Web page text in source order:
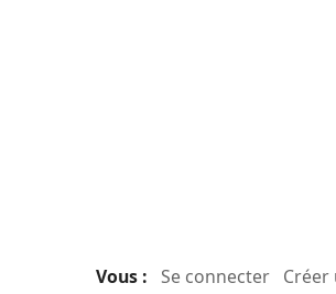
Vous : Se connecter Créer